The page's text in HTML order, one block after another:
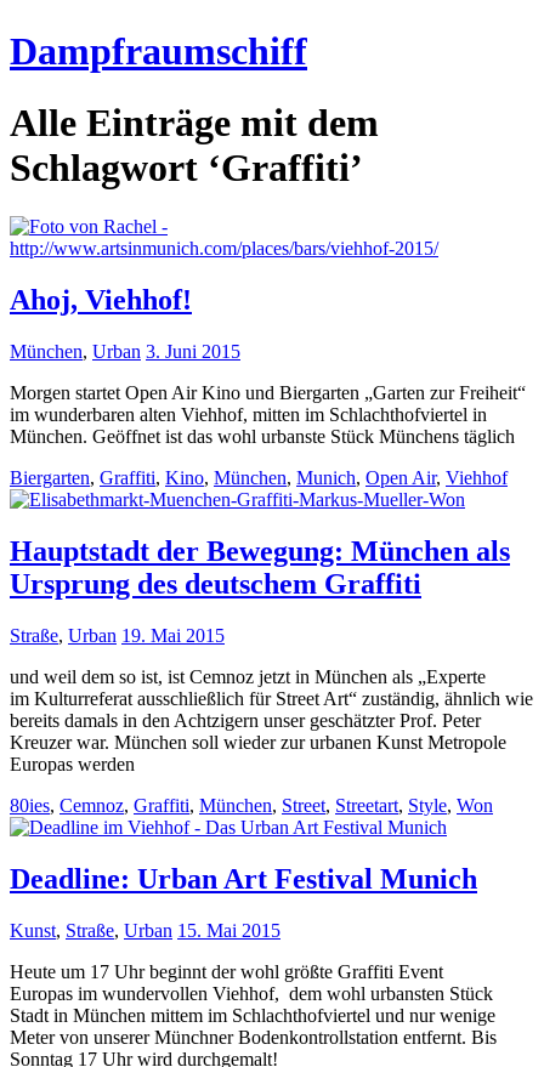
Dampfraumschiff
Alle Einträge mit dem
Schlagwort ‘Graffiti’
Ahoj, Viehhof!
München, Urban 3. Juni 2015
Morgen startet Open Air Kino und Biergarten „Garten zur Freiheit“
im wunderbaren alten Viehhof, mitten im Schlachthofviertel in
München. Geöffnet ist das wohl urbanste Stück Münchens täglich
Biergarten, Graffiti, Kino, München, Munich, Open Air, Viehhof
Hauptstadt der Bewegung: München als
Ursprung des deutschem Graffiti
Straße, Urban 19. Mai 2015
und weil dem so ist, ist Cemnoz jetzt in München als „Experte
im Kulturreferat ausschließlich für Street Art“ zuständig, ähnlich wie
bereits damals in den Achtzigern unser geschätzter Prof. Peter
Kreuzer war. München soll wieder zur urbanen Kunst Metropole
Europas werden
80ies, Cemnoz, Graffiti, München, Street, Streetart, Style, Won
Deadline: Urban Art Festival Munich
Kunst, Straße, Urban 15. Mai 2015
Heute um 17 Uhr beginnt der wohl größte Graffiti Event
Europas im wundervollen Viehhof, dem wohl urbansten Stück
Stadt in München mittem im Schlachthofviertel und nur wenige
Meter von unserer Münchner Bodenkontrollstation entfernt. Bis
Sonntag 17 Uhr wird durchgemalt!